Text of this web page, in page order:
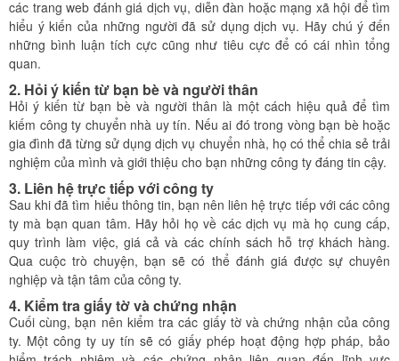
các trang web đánh giá dịch vụ, diễn đàn hoặc mạng xã hội để tìm
hiểu ý kiến của những người đã sử dụng dịch vụ. Hãy chú ý đến
những bình luận tích cực cũng như tiêu cực để có cái nhìn tổng
quan.
2. Hỏi ý kiến từ bạn bè và người thân
Hỏi ý kiến từ bạn bè và người thân là một cách hiệu quả để tìm
kiếm công ty chuyển nhà uy tín. Nếu ai đó trong vòng bạn bè hoặc
gia đình đã từng sử dụng dịch vụ chuyển nhà, họ có thể chia sẻ trải
nghiệm của mình và giới thiệu cho bạn những công ty đáng tin cậy.
3. Liên hệ trực tiếp với công ty
Sau khi đã tìm hiểu thông tin, bạn nên liên hệ trực tiếp với các công
ty mà bạn quan tâm. Hãy hỏi họ về các dịch vụ mà họ cung cấp,
quy trình làm việc, giá cả và các chính sách hỗ trợ khách hàng.
Qua cuộc trò chuyện, bạn sẽ có thể đánh giá được sự chuyên
nghiệp và tận tâm của công ty.
4. Kiểm tra giấy tờ và chứng nhận
Cuối cùng, bạn nên kiểm tra các giấy tờ và chứng nhận của công
ty. Một công ty uy tín sẽ có giấy phép hoạt động hợp pháp, bảo